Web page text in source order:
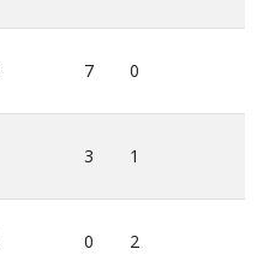
7 0
3 1
0 2